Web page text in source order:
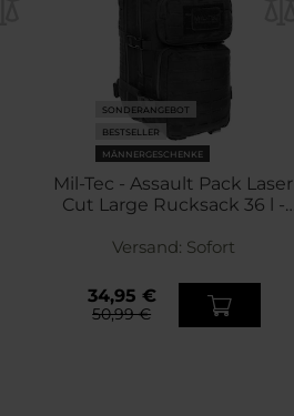
SONDERANGEBOT
BESTSELLER
MÄNNERGESCHENKE
Mil-Tec - Assault Pack Laser
Cut Large Rucksack 36 l -
Versand: Sofort
34,95 €
50,99 €